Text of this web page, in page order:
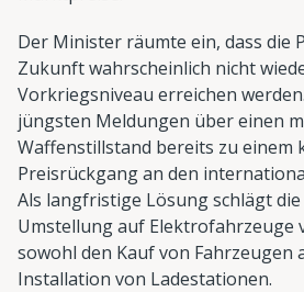
Der Minister räumte ein, dass die
Zukunft wahrscheinlich nicht
Vorkriegsniveau erreichen
jüngsten Meldungen über einen
Waffenstillstand bereits zu einem
Preisrückgang an den
Als langfristige Lösung schlägt
Umstellung auf Elektrofahrzeuge
sowohl den Kauf von Fahrzeugen
Installation von Ladestationen.